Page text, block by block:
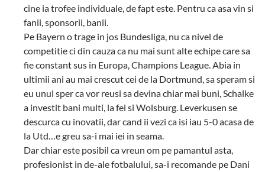
cine ia trofee individuale, de fapt este. Pentru ca asa vin si
fanii, sponsorii, banii.
Pe Bayern o trage in jos Bundesliga, nu ca nivel de
competitie ci din cauza ca nu mai sunt alte echipe care sa
fie constant sus in Europa, Champions League. Abia in
ultimii ani au mai crescut cei de la Dortmund, sa speram si
eu unul sper ca vor reusi sa devina chiar mai buni, Schalke
a investit bani multi, la fel si Wolsburg. Leverkusen se
descurca cu inovatii, dar cand ii vezi ca isi iau 5-0 acasa de
la Utd…e greu sa-i mai iei in seama.
Dar chiar este posibil ca vreun om pe pamantul asta,
profesionist in de-ale fotbalului, sa-i recomande pe Dani